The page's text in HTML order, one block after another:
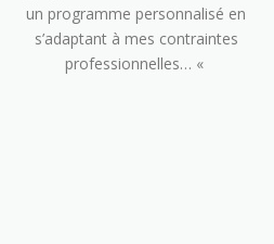
un programme personnalisé en
s’adaptant à mes contraintes
professionnelles… «